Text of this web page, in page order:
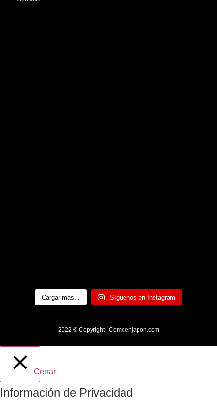
Cargar más... Síguenos en Instagram
2022 © Copyright | Comoenjapon.com
Cerrar
Información de Privacidad